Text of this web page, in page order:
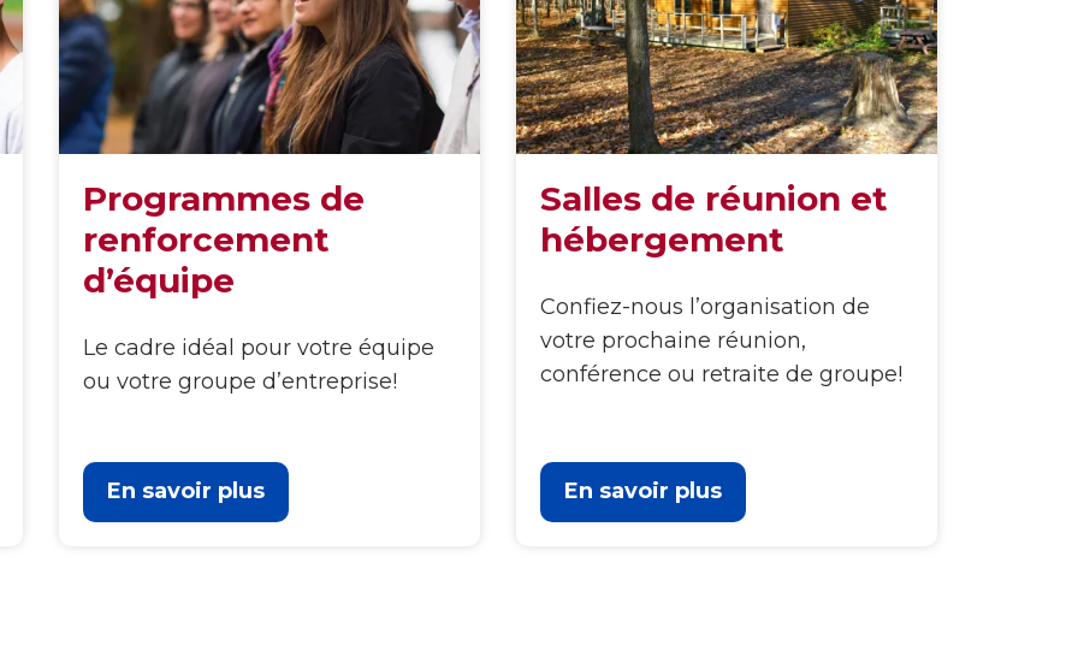
Programmes de
renforcement
d’équipe
Le cadre idéal pour votre équipe
ou votre groupe d’entreprise!
En savoir plus
Salles de réunion et
hébergement
Confiez-nous l’organisation de
votre prochaine réunion,
conférence ou retraite de groupe!
En savoir plus